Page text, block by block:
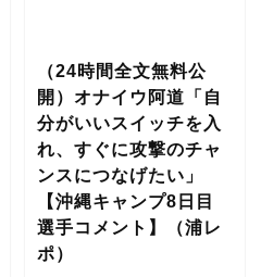
（24時間全文無料公
開）オナイウ阿道「自
分がいいスイッチを入
れ、すぐに攻撃のチャ
ンスにつなげたい」
【沖縄キャンプ8日目
選手コメント】（浦レ
ポ）